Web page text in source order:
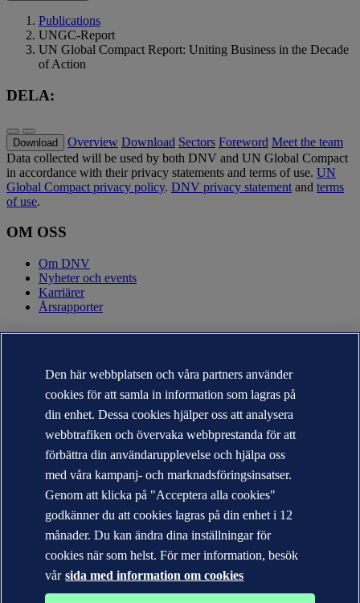
Publications
UNGC-Report
UN Global Compact Report: Uniting Business in the Decade
of Action
DELA:
Download Overview Download Sectors Foreword Meet the team
Data collected will be used by both DNV and UN Global Compact
in accordance with their privacy statements and terms of use. UN
Global Compact privacy policy. DNV privacy statement and terms
of use.
OM OSS
Om DNV
Nyheter och events
Karriärer
Årsrapporter
KONTAKT
Kontakta DNV
Hitta närmaste kontor
Kontakter för media
Veracity.com
Sekretesspolicy
Användarvillkor
Copyright © DNV AS 2026
Cookie information
Den här webbplatsen och våra partners använder
cookies för att samla in information som lagras på
din enhet. Dessa cookies hjälper oss att analysera
webbtrafiken och övervaka webbprestanda för att
förbättra din användarupplevelse och hjälpa oss
med våra kampanj- och marknadsföringsinsatser.
Genom att klicka på "Acceptera alla cookies"
godkänner du att cookies lagras på din enhet i 12
månader. Du kan ändra dina inställningar för
cookies när som helst. För mer information, besök
vår sida med information om cookies